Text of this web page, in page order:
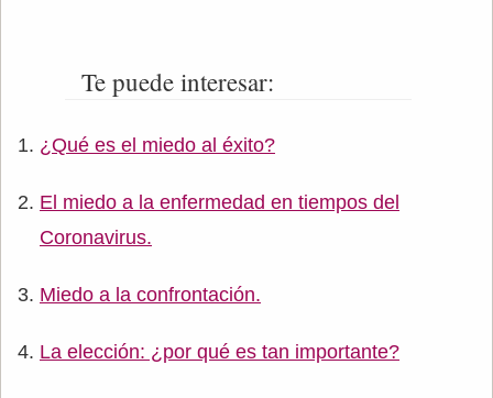
Te puede interesar:
¿Qué es el miedo al éxito?
El miedo a la enfermedad en tiempos del
Coronavirus.
Miedo a la confrontación.
La elección: ¿por qué es tan importante?